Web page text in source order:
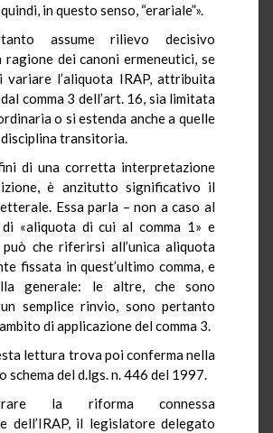
in questo senso, “erariale”».
assume rilievo decisivo
ragione dei canoni ermeneutici, se
l’aliquota IRAP, attribuita
comma 3 dell’art. 16, sia limitata
o si estenda anche a quelle
transitoria.
di una corretta interpretazione
è anzitutto significativo il
Essa parla – non a caso al
«aliquota di cui al comma 1» e
può che riferirsi all’unica aliquota
fissata in quest’ultimo comma, e
generale: le altre, che sono
semplice rinvio, sono pertanto
di applicazione del comma 3.
lettura trova poi conferma nella
schema del d.lgs. n. 446 del 1997.
la riforma connessa
dell’IRAP, il legislatore delegato